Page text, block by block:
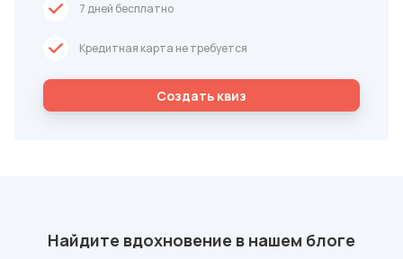
7 дней бесплатно
Кредитная карта не требуется
Cоздать квиз
Найдите вдохновение в нашем блоге